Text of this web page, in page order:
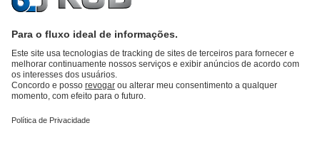
Catálogo de produtosKSB SupremeServ: peças sobressalentesKSB
SupremeServ: assistência premium para bombas e válvulasCarrinho
de comprasFerramentas
Águas Residuais Abastecimento de Água